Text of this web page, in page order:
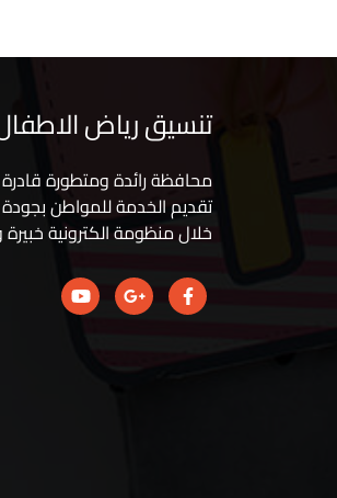
تنسيق رياض
محافظة رائدة ومتطورة
تقديم الخدمة للمواطن
خلال منظومة الكترونية